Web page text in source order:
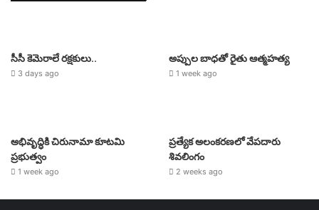
సీసీ కెమెరాలే రక్షకులు..
3 days ago
అప్పుల బాధతో రైతు ఆత్మహత్య
1 week ago
అభివృద్ధికి చిరునామా కూటమి
ప్రభుత్వం
1 week ago
ప్రత్యేక అలంకరణలో వేపదారు
శివలింగం
2 weeks ago